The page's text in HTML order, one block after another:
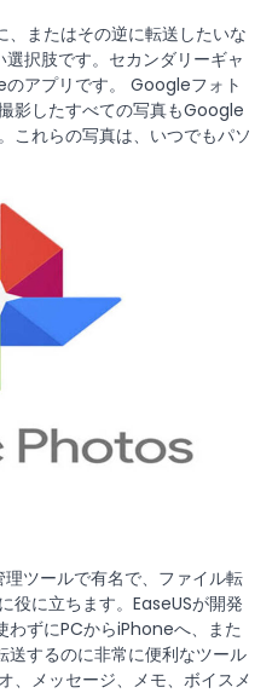
またはその逆に転送したいな
択肢です。セカンダリーギャ
アプリです。 Googleフォト
影したすべての写真もGoogle
これらの写真は、いつでもパソ
ツールで有名で、ファイル転
役に立ちます。EaseUSが開発
ずにPCからiPhoneへ、また
するのに非常に便利なツール
、メッセージ、メモ、ボイスメ